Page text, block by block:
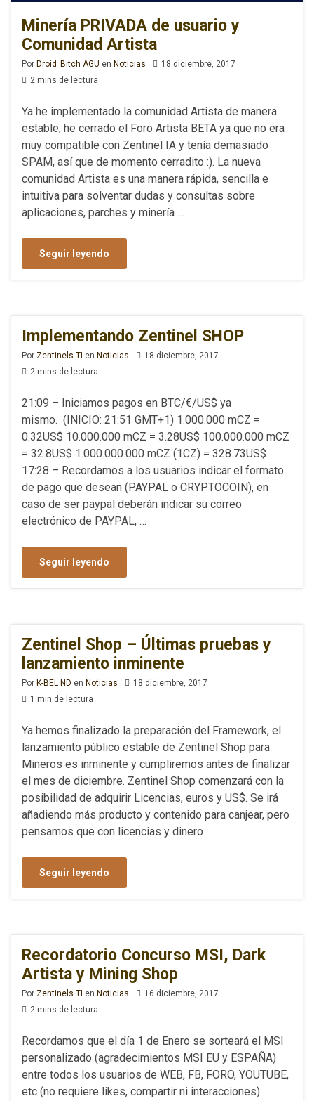
Minería PRIVADA de usuario y
Comunidad Artista
Por Droid_Bitch AGU en Noticias
18 diciembre, 2017
2 mins de lectura
Ya he implementado la comunidad Artista de manera
estable, he cerrado el Foro Artista BETA ya que no era
muy compatible con Zentinel IA y tenía demasiado
SPAM, así que de momento cerradito :). La nueva
comunidad Artista es una manera rápida, sencilla e
intuitiva para solventar dudas y consultas sobre
aplicaciones, parches y minería …
Seguir leyendo
Implementando Zentinel SHOP
Por Zentinels TI en Noticias
18 diciembre, 2017
2 mins de lectura
21:09 – Iniciamos pagos en BTC/€/US$ ya
mismo. (INICIO: 21:51 GMT+1) 1.000.000 mCZ =
0.32US$ 10.000.000 mCZ = 3.28US$ 100.000.000 mCZ
= 32.8US$ 1.000.000.000 mCZ (1CZ) = 328.73US$
17:28 – Recordamos a los usuarios indicar el formato
de pago que desean (PAYPAL o CRYPTOCOIN), en
caso de ser paypal deberán indicar su correo
electrónico de PAYPAL, …
Seguir leyendo
Zentinel Shop – Últimas pruebas y
lanzamiento inminente
Por K-BEL ND en Noticias
18 diciembre, 2017
1 min de lectura
Ya hemos finalizado la preparación del Framework, el
lanzamiento público estable de Zentinel Shop para
Mineros es inminente y cumpliremos antes de finalizar
el mes de diciembre. Zentinel Shop comenzará con la
posibilidad de adquirir Licencias, euros y US$. Se irá
añadiendo más producto y contenido para canjear, pero
pensamos que con licencias y dinero …
Seguir leyendo
Recordatorio Concurso MSI, Dark
Artista y Mining Shop
Por Zentinels TI en Noticias
16 diciembre, 2017
2 mins de lectura
Recordamos que el día 1 de Enero se sorteará el MSI
personalizado (agradecimientos MSI EU y ESPAÑA)
entre todos los usuarios de WEB, FB, FORO, YOUTUBE,
etc (no requiere likes, compartir ni interacciones).